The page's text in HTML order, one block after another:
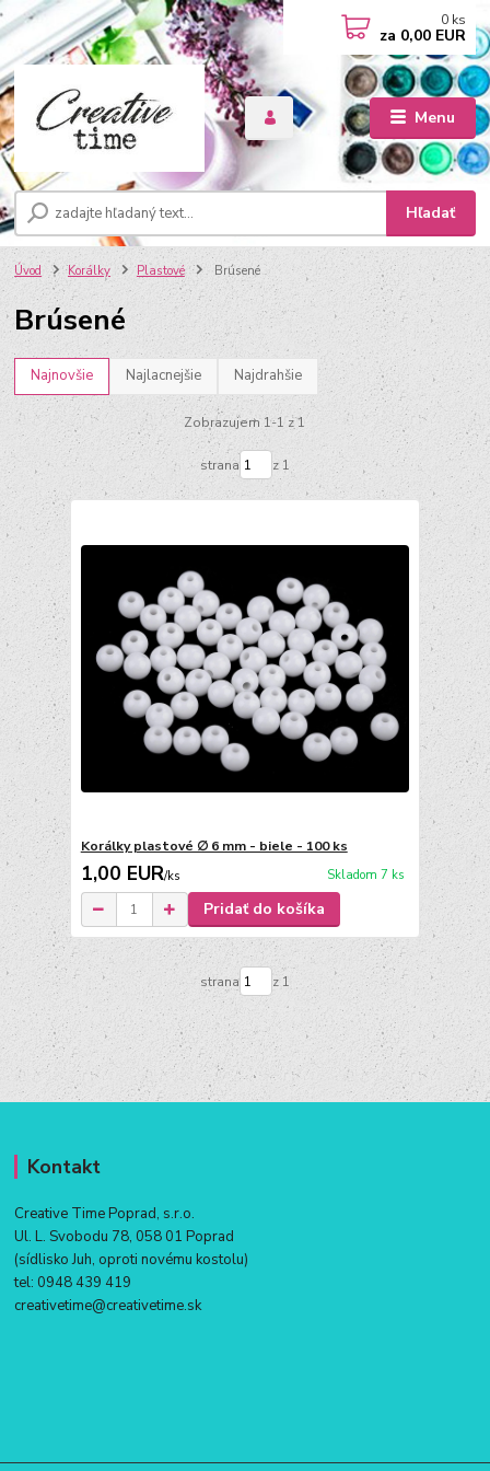
Menu
Hľadať
0 ks
za 0,00 EUR
Úvod Korálky Plastové Brúsené
Brúsené
Najnovšie Najlacnejšie Najdrahšie
Zobrazujem 1-1 z 1
strana z 1
Korálky plastové ∅ 6 mm - biele - 100 ks
1,00 EUR/ks Skladom 7 ks
Pridať do košíka
strana z 1
Kontakt
Creative Time Poprad, s.r.o.
Ul. L. Svobodu 78, 058 01 Poprad
(sídlisko Juh, oproti novému kostolu)
tel: 0948 439 419
creativetime@creativetime.sk